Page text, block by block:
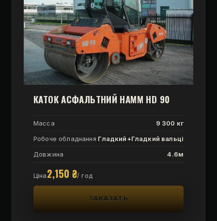
КАТОК АСФАЛЬТНИЙ HAMM HD 90
Масса
9 300 кг
Робоче обладнання Гладкий+Гладкий вальці
Довжина
4.6м
Ціна2,150 ₴/ год
ЗАКАЗАТЬ